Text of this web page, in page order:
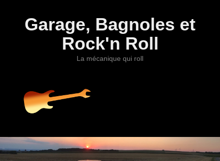
Garage, Bagnoles et
Rock'n Roll
La mécanique qui roll